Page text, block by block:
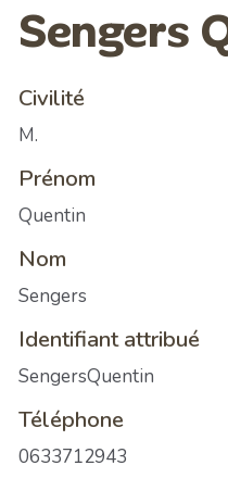
Sengers
Civilité
M.
Prénom
Quentin
Nom
Sengers
Identifiant attribué
SengersQuentin
Téléphone
0633712943